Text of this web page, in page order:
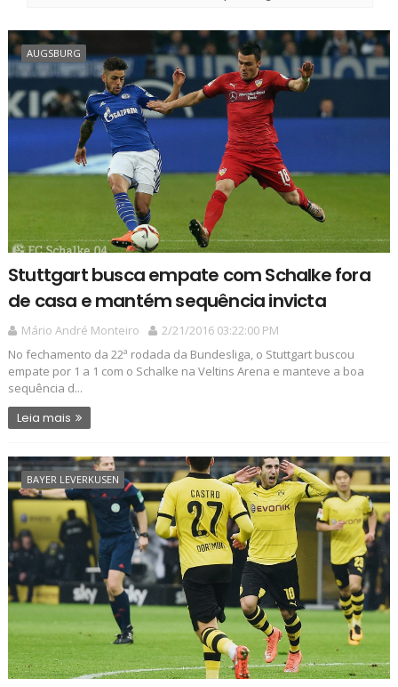
AUGSBURG
Stuttgart busca empate com Schalke fora
de casa e mantém sequência invicta
Mário André Monteiro
2/21/2016 03:22:00 PM
No fechamento da 22ª rodada da Bundesliga, o Stuttgart buscou
empate por 1 a 1 com o Schalke na Veltins Arena e manteve a boa
sequência d...
Leia mais
BAYER LEVERKUSEN